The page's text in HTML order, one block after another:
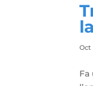
Oct
Fa